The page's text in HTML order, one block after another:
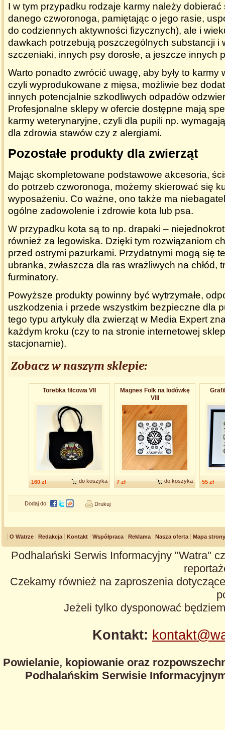
I w tym przypadku rodzaje karmy należy dobierać
danego czworonoga, pamiętając o jego rasie,
do codziennych aktywności fizycznych), ale i
dawkach potrzebują poszczególnych substancji i
szczeniaki, innych psy dorosłe, a jeszcze innych
Warto ponadto zwrócić uwagę, aby były to karmy
czyli wyprodukowane z mięsa, możliwie bez
innych potencjalnie szkodliwych odpadów
Profesjonalne sklepy w ofercie dostępne mają
karmy weterynaryjne, czyli dla pupili np.
dla zdrowia stawów czy z alergiami.
Pozostałe produkty dla zwierząt
Mając skompletowane podstawowe akcesoria,
do potrzeb czworonoga, możemy skierować się
wyposażeniu. Co ważne, ono także ma
ogólne zadowolenie i zdrowie kota lub psa.
W przypadku kota są to np. drapaki –
również za legowiska. Dzięki tym rozwiązaniom
przed ostrymi pazurkami. Przydatnymi mogą się
ubranka, zwłaszcza dla ras wrażliwych na chłód,
furminatory.
Powyższe produkty powinny być wytrzymałe,
uszkodzenia i przede wszystkim bezpieczne dla
tego typu artykuły dla zwierząt w Media Expert
każdym kroku (czy to na stronie internetowej
stacjonarnie).
Zobacz w naszym sklepie:
Torebka filcowa VII
160 zł do koszyka
Magnes Folk na lodówkę
VIII
7 zł do koszyka 55 zł
Dodaj do: Drukuj
O Watrze Redakcja Kontakt Współpraca Reklama Nasza oferta Mapa strony
Podhalański Serwis Informacyjny "Watra"
Czekamy również na zaproszenia
Jeżeli tylko dysponować
Kontakt:
Powielanie, kopiowanie oraz
Podhalańskim Serwisie